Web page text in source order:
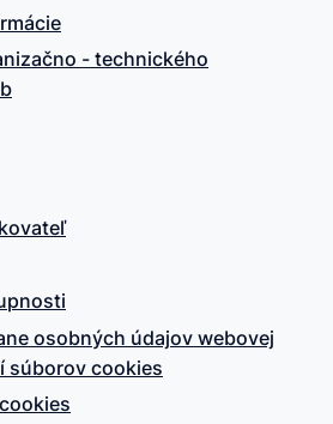
- technického
osobných údajov webovej
súborov cookies